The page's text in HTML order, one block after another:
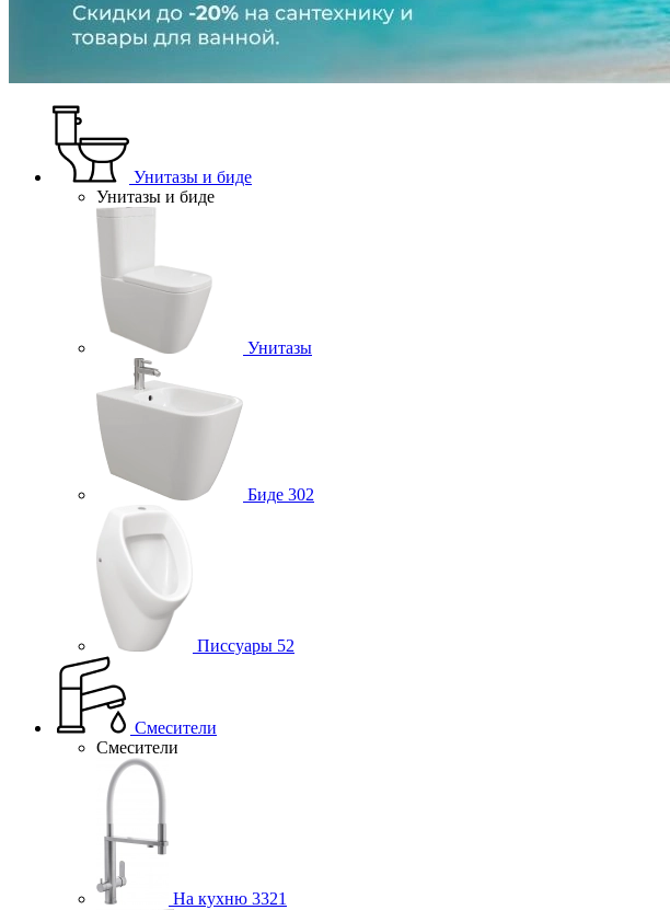
Унитазы и биде
Унитазы и биде
Унитазы
Биде 302
Писсуары 52
Смесители
Смесители
На кухню 3321